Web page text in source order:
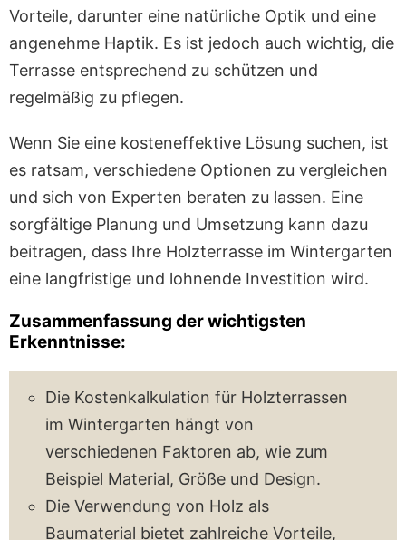
Vorteile, darunter eine natürliche Optik und eine
angenehme Haptik. Es ist jedoch auch wichtig, die
Terrasse entsprechend zu schützen und
regelmäßig zu pflegen.
Wenn Sie eine kosteneffektive Lösung suchen, ist
es ratsam, verschiedene Optionen zu vergleichen
und sich von Experten beraten zu lassen. Eine
sorgfältige Planung und Umsetzung kann dazu
beitragen, dass Ihre Holzterrasse im Wintergarten
eine langfristige und lohnende Investition wird.
Zusammenfassung der wichtigsten
Erkenntnisse:
Die Kostenkalkulation für Holzterrassen
im Wintergarten hängt von
verschiedenen Faktoren ab, wie zum
Beispiel Material, Größe und Design.
Die Verwendung von Holz als
Baumaterial bietet zahlreiche Vorteile,